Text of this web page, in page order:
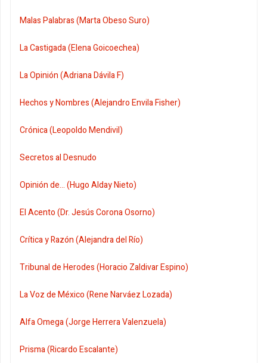
Malas Palabras (Marta Obeso Suro)
La Castigada (Elena Goicoechea)
La Opinión (Adriana Dávila F)
Hechos y Nombres (Alejandro Envila Fisher)
Crónica (Leopoldo Mendivil)
Secretos al Desnudo
Opinión de... (Hugo Alday Nieto)
El Acento (Dr. Jesús Corona Osorno)
Crítica y Razón (Alejandra del Río)
Tribunal de Herodes (Horacio Zaldivar Espino)
La Voz de México (Rene Narváez Lozada)
Alfa Omega (Jorge Herrera Valenzuela)
Prisma (Ricardo Escalante)